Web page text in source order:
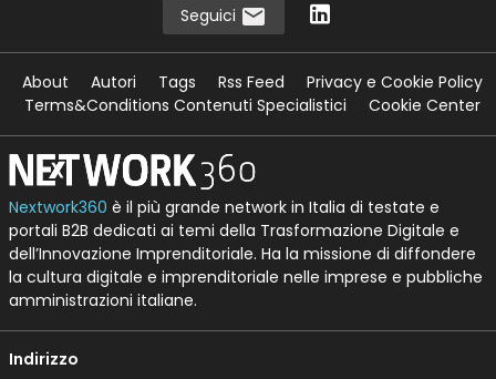
Seguici
About Autori Tags Rss Feed
Privacy e Cookie Policy
Terms&Conditions Contenuti Specialistici
Cookie Center
Nextwork360 è il più grande network in Italia di testate e
portali B2B dedicati ai temi della Trasformazione Digitale e
dell’Innovazione Imprenditoriale. Ha la missione di diffondere
la cultura digitale e imprenditoriale nelle imprese e pubbliche
amministrazioni italiane.
Indirizzo